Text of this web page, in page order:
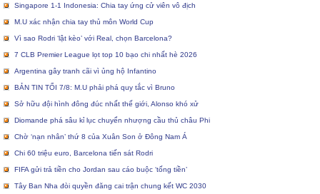
Singapore 1-1 Indonesia: Chia tay ứng cử viên vô địch
M.U xác nhận chia tay thủ môn World Cup
Vì sao Rodri ‘lật kèo’ với Real, chọn Barcelona?
7 CLB Premier League lọt top 10 bạo chi nhất hè 2026
Argentina gây tranh cãi vì ủng hộ Infantino
BẢN TIN TỐI 7/8: M.U phải phá quy tắc vì Bruno
Sở hữu đội hình đông đúc nhất thế giới, Alonso khó xử
Diomande phá sâu kỉ lục chuyển nhượng cầu thủ châu Phi
Chờ ‘nạn nhân’ thứ 8 của Xuân Son ở Đông Nam Á
Chi 60 triệu euro, Barcelona tiến sát Rodri
FIFA gửi trả tiền cho Jordan sau cáo buộc ‘tống tiền’
Tây Ban Nha đòi quyền đăng cai trận chung kết WC 2030